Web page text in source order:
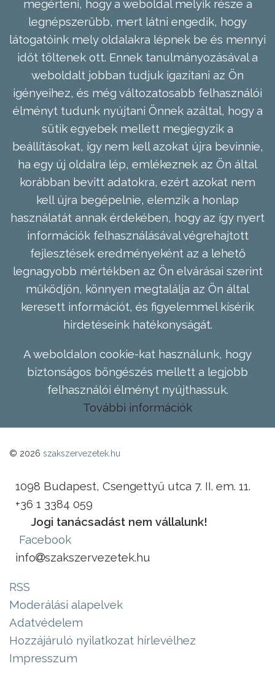
megérteni, hogy a weboldal melyik része a
legnépszerűbb, mert látni engedik, hogy
látogatóink mely oldalakra lépnek be és mennyi
időt töltenek ott. Ennek tanulmányozásával a
weboldalt jobban tudjuk igazítani az Ön
igényeihez, és még változatosabb felhasználói
élményt tudunk nyújtani Önnek azáltal, hogy a
sütik egyebek mellett megjegyzik a
beállításokat, így nem kell azokat újra bevinnie,
ha egy új oldalra lép, emlékeznek az Ön által
korábban bevitt adatokra, ezért azokat nem
kell újra begépelnie, elemzik a honlap
használatát annak érdekében, hogy az így nyert
információk felhasználásával végrehajtott
fejlesztések eredményeként az a lehető
legnagyobb mértékben az Ön elvárásai szerint
működjön, könnyen megtalálja az Ön által
keresett információt, és figyelemmel kísérik
hirdetéseink hatékonyságát.
A weboldalon cookie-kat használunk, hogy
biztonságos böngészés mellett a legjobb
felhasználói élményt nyújthassuk.
További információk
© 2026 szakszervezetek.hu
1098 Budapest, Csengettyű utca 7. II. em. 11.
+36 1 3384 059
Jogi tanácsadást nem vállalunk!
Facebook
info
szakszervezetek.hu
RSS
Moderálási alapelvek
Adatvédelem
Hozzájáruló nyilatkozat hírlevélhez
Impresszum